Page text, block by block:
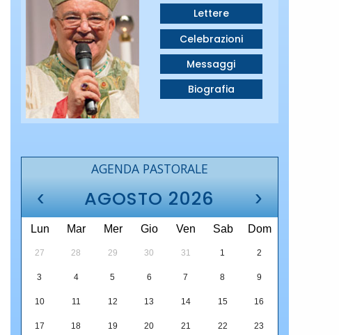
Lettere
Celebrazioni
Messaggi
Biografia
AGENDA PASTORALE
‹ AGOSTO 2026 ›
Lun Mar Mer Gio Ven Sab Dom
27 28 29 30 31 1 2
3 4 5 6 7 8 9
10 11 12 13 14 15 16
17 18 19 20 21 22 23